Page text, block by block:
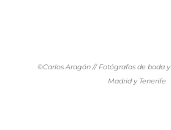
©Carlos Aragón // Fotógrafos de boda
Madrid y Tenerife